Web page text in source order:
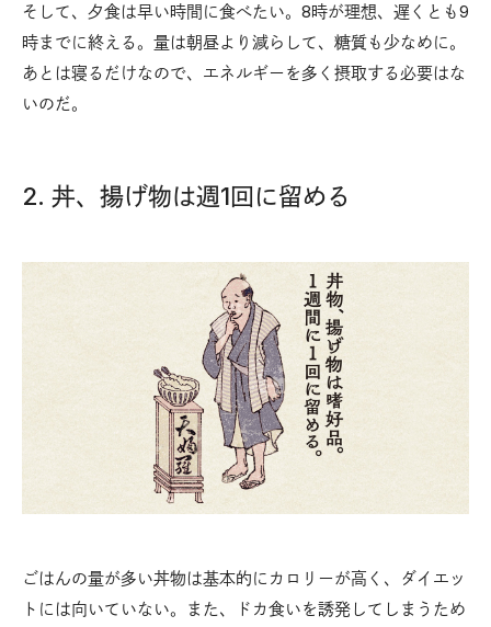
そして、夕食は早い時間に食べたい。8時が理想、遅くとも9
時までに終える。量は朝昼より減らして、糖質も少なめに。
あとは寝るだけなので、エネルギーを多く摂取する必要はな
いのだ。
2. 丼、揚げ物は週1回に留める
ごはんの量が多い丼物は基本的にカロリーが高く、ダイエッ
トには向いていない。また、ドカ食いを誘発してしまうため